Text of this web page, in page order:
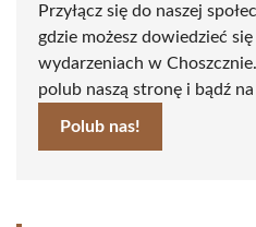
Przyłącz się do naszej
gdzie możesz dowiedzieć
wydarzeniach w
polub naszą stronę i bądź
Polub nas!